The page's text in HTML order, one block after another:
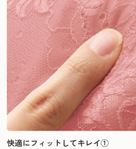
快適にフィットしてキレイ①